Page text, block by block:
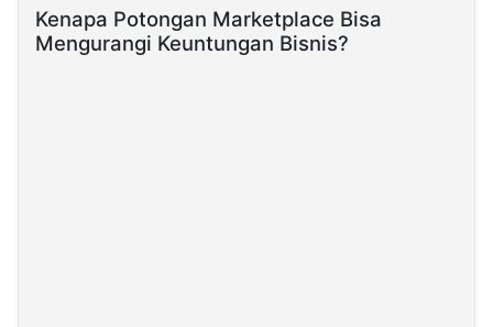
Kenapa Potongan Marketplace Bisa
Mengurangi Keuntungan Bisnis?